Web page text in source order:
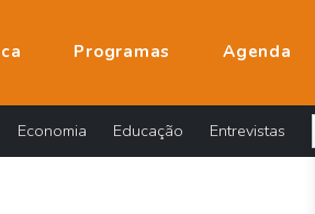
Programas Agenda
Economia Educação Entrevistas